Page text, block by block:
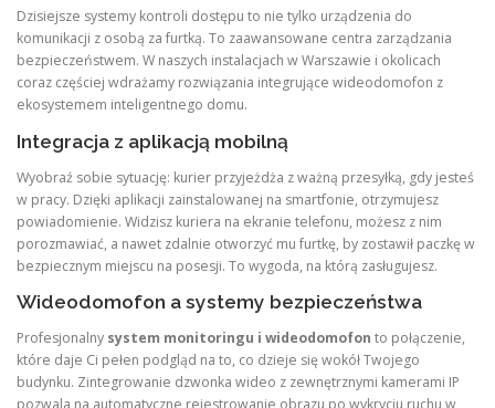
Dzisiejsze systemy kontroli dostępu to nie tylko urządzenia do
komunikacji z osobą za furtką. To zaawansowane centra zarządzania
bezpieczeństwem. W naszych instalacjach w Warszawie i okolicach
coraz częściej wdrażamy rozwiązania integrujące wideodomofon z
ekosystemem inteligentnego domu.
Integracja z aplikacją mobilną
Wyobraź sobie sytuację: kurier przyjeżdża z ważną przesyłką, gdy jesteś
w pracy. Dzięki aplikacji zainstalowanej na smartfonie, otrzymujesz
powiadomienie. Widzisz kuriera na ekranie telefonu, możesz z nim
porozmawiać, a nawet zdalnie otworzyć mu furtkę, by zostawił paczkę w
bezpiecznym miejscu na posesji. To wygoda, na którą zasługujesz.
Wideodomofon a systemy bezpieczeństwa
Profesjonalny system monitoringu i wideodomofon to połączenie,
które daje Ci pełen podgląd na to, co dzieje się wokół Twojego
budynku. Zintegrowanie dzwonka wideo z zewnętrznymi kamerami IP
pozwala na automatyczne rejestrowanie obrazu po wykryciu ruchu w